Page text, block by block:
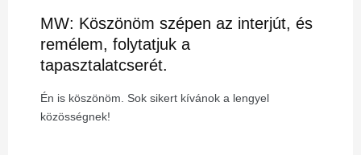
MW: Köszönöm szépen az interjút, és
remélem, folytatjuk a
tapasztalatcserét.
Én is köszönöm. Sok sikert kívánok a lengyel
közösségnek!